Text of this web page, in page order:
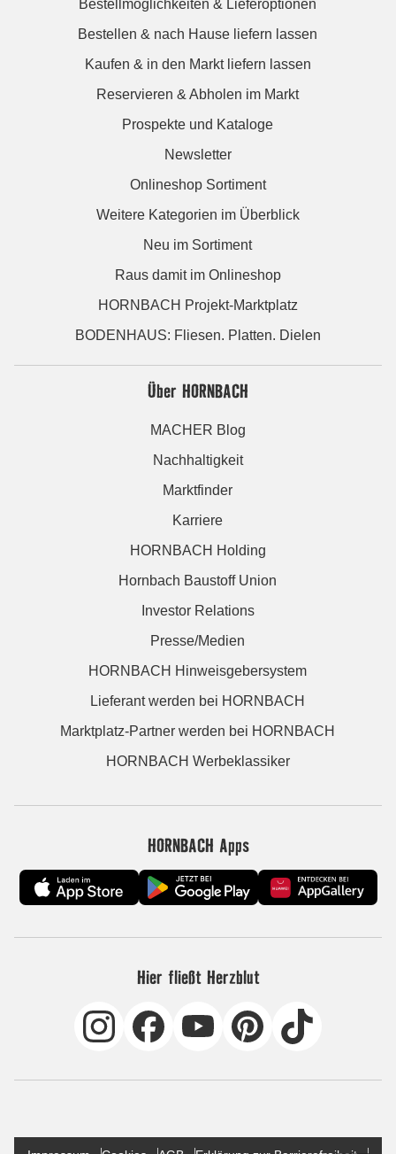
Bestellmöglichkeiten & Lieferoptionen
Bestellen & nach Hause liefern lassen
Kaufen & in den Markt liefern lassen
Reservieren & Abholen im Markt
Prospekte und Kataloge
Newsletter
Onlineshop Sortiment
Weitere Kategorien im Überblick
Neu im Sortiment
Raus damit im Onlineshop
HORNBACH Projekt-Marktplatz
BODENHAUS: Fliesen. Platten. Dielen
Über HORNBACH
MACHER Blog
Nachhaltigkeit
Marktfinder
Karriere
HORNBACH Holding
Hornbach Baustoff Union
Investor Relations
Presse/Medien
HORNBACH Hinweisgebersystem
Lieferant werden bei HORNBACH
Marktplatz-Partner werden bei HORNBACH
HORNBACH Werbeklassiker
HORNBACH Apps
Hier fließt Herzblut